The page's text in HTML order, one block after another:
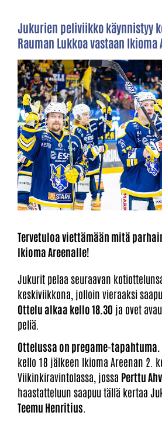
Jukurien peliviikko käynnistyy
Rauman Lukkoa vastaan Ikioma
Tervetuloa viettämään mitä
Ikioma Areenalle!
Jukurit pelaa seuraavan
keskiviikkona, jolloin vieraaksi
Ottelu alkaa kello 18.30 ja ovet
peliä.
Ottelussa on pregame-tapahtuma.
kello 18 jälkeen Ikioma Areenan 2.
Viikinkiravintolassa, jossa Perttu
haastatteluun saapuu tällä kertaa
Teemu Henritius